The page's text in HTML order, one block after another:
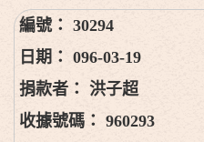
30294
096-03-19
洪子超
960293